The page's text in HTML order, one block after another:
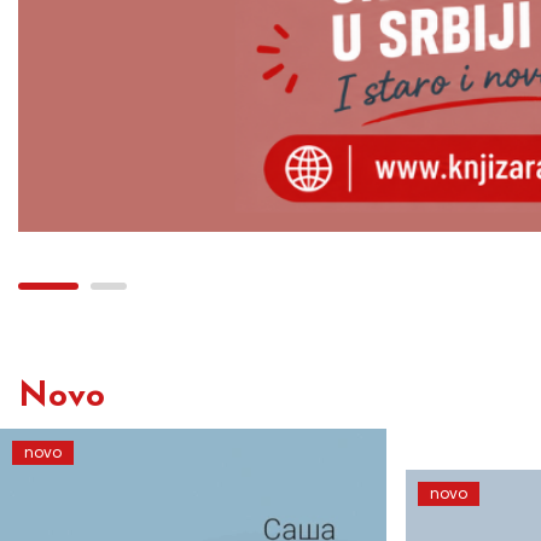
Novo
novo
novo